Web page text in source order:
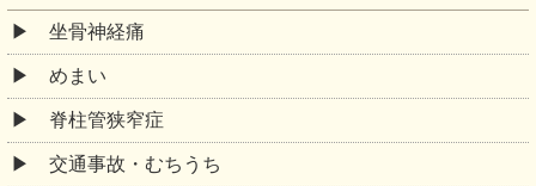
坐骨神経痛
めまい
脊柱管狭窄症
交通事故・むちうち